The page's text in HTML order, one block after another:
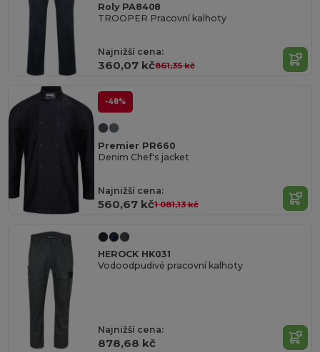
Roly PA8408
TROOPER Pracovní kalhoty
Najnižší cena:
360,07 kč861,35 kč
-48%
Premier PR660
Denim Chef's jacket
Najnižší cena:
560,67 kč1 081,13 kč
HEROCK HK031
Vodoodpudivé pracovní kalhoty
Najnižší cena:
878,68 kč